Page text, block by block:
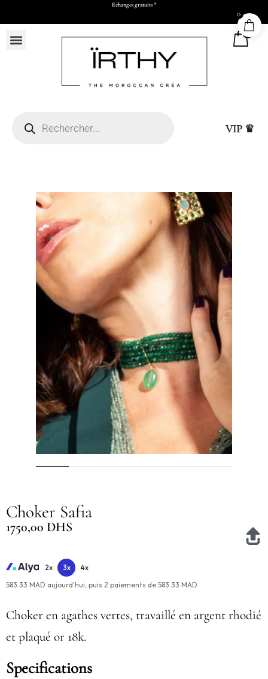
Echanges gratuits *
0
VIP ♛
Choker Safia
1750,00 DHS
2x 3x
4x
583.33 MAD aujourd'hui, puis 2 paiements de 583.33 MAD
Choker en agathes vertes, travaillé en argent rhodié
et plaqué or 18k.
Specifications
0
+ ADD
25,00DHS